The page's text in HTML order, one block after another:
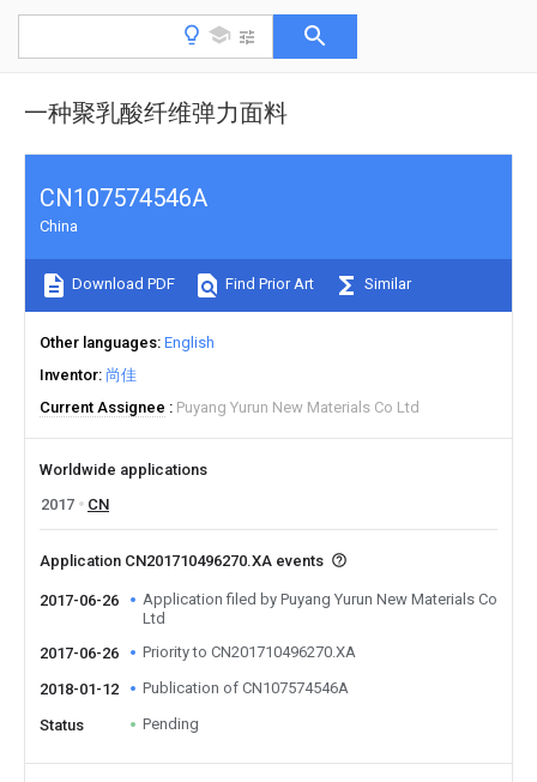
一种聚乳酸纤维弹力面料
CN107574546A
China
Download PDF Find Prior Art Similar
Other languages English
Inventor 尚佳
Current Assignee
Puyang Yurun New Materials Co Ltd
Worldwide applications
2017
CN
Application CN201710496270.XA events
2017-06-26
Application filed by Puyang Yurun New Materials Co
Ltd
2017-06-26
Priority to CN201710496270.XA
2018-01-12 Publication of CN107574546A
Status Pending